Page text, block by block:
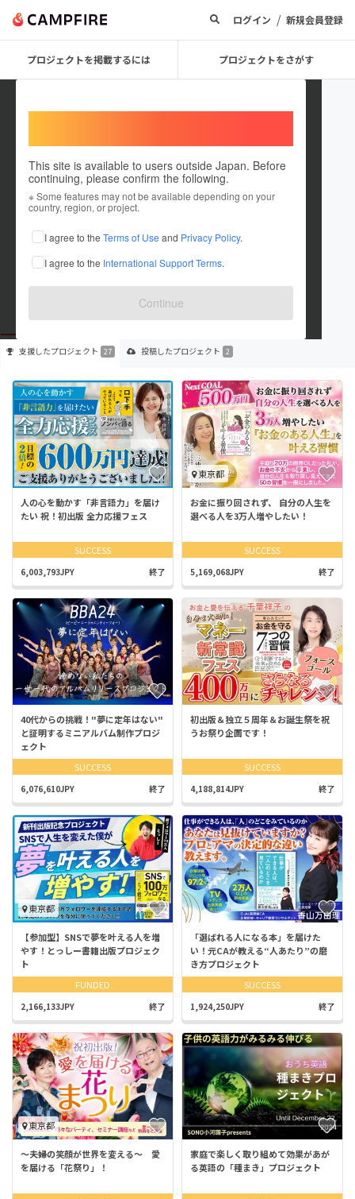
ログイン / 新規会員登録
プロジェクトを掲載するには プロジェクトをさがす
This site is available to users outside Japan. Before
continuing, please confirm the following.
※ Some features may not be available depending on your
country, region, or project.
I agree to the Terms of Use and Privacy Policy.
I agree to the International Support Terms.
Continue
Miho Kamiya
これまでに27回支援して2件のプロジェクトを投稿しています
在住国：日本 現在地：未設定
出身国：日本 出身地：未設定
支援したプロジェクト 27 投稿したプロジェクト 2
人の心を動かす「非言語力」を届け
たい 祝！初出版 全力応援フェス
SUCCESS
6,003,793JPY 終了
東京都
お金に振り回されず、 自分の人生を
選べる人を3万人増やしたい！
SUCCESS
5,169,068JPY 終了
40代からの挑戦！"夢に定年はない"
と証明するミニアルバム制作プロジ
ェクト
SUCCESS
6,076,610JPY 終了
初出版＆独立５周年＆お誕生祭を祝
うお祭り企画です！
SUCCESS
4,188,814JPY 終了
東京都
【参加型】SNSで夢を叶える人を増
やす！とっしー書籍出版プロジェク
ト
FUNDED
2,166,133JPY 終了
「選ばれる人になる本」を届けた
い！元CAが教える“人あたり”の磨
き方プロジェクト
SUCCESS
1,924,250JPY 終了
東京都
〜夫婦の笑顔が世界を変える〜 愛
を届ける「花祭り」！
家庭で楽しく取り組めて効果があが
る英語の「種まき」プロジェクト